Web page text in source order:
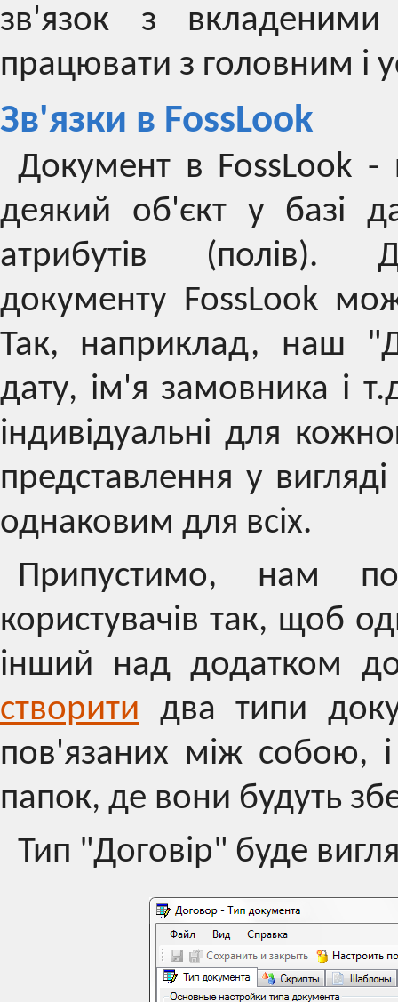
зв'язок з
працювати з головним і
Зв'язки в FossLook
Документ в FossLook
деякий об'єкт у базі
атрибутів (полів).
документу FossLook
Так, наприклад, наш
дату, ім'я замовника і
індивідуальні для
представлення у
однаковим для всіх.
Припустимо, нам
користувачів так, щоб
інший над додатком
створити два типи
пов'язаних між собою,
папок, де вони будуть
Тип "Договір" буде